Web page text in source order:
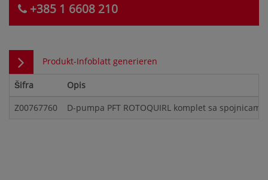
+385 1 6608 210
Produkt-Infoblatt generieren
Šifra
Opis
Z00767760
D-pumpa PFT ROTOQUIRL komplet sa